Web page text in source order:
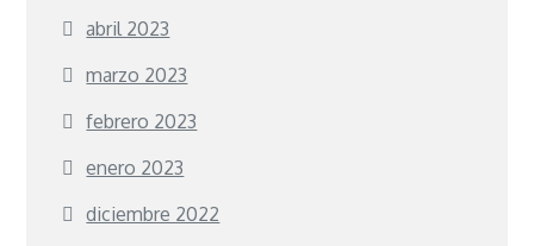
abril 2023
marzo 2023
febrero 2023
enero 2023
diciembre 2022